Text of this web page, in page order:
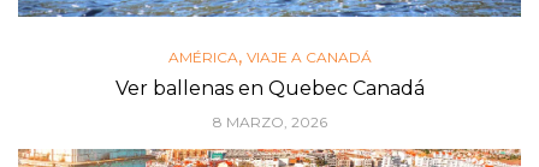
AMÉRICA, VIAJE A CANADÁ
Ver ballenas en Quebec Canadá
8 MARZO, 2026